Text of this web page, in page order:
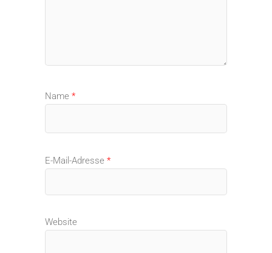
Name *
E-Mail-Adresse *
Website